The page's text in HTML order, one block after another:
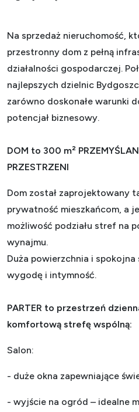
Na sprzedaż nieruchomość,
przestronny dom z pełną
działalności gospodarczej.
najlepszych dzielnic
zarówno doskonałe warunki
potencjał biznesowy.
DOM to 300 m²
PRZESTRZENI
Dom został zaprojektowany
prywatność mieszkańcom, a
możliwość podziału stref na
wynajmu.
Duża powierzchnia i
wygodę i intymność.
PARTER to przestrzeń
komfortową strefę wspólną:
Salon:
- duże okna zapewniające
- wyjście na ogród – idealne